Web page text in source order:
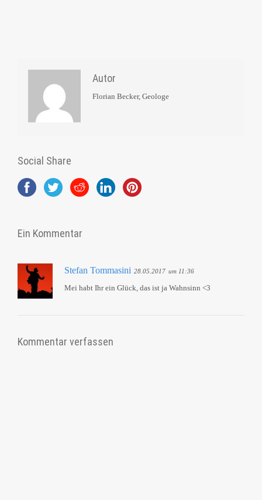
Autor
Florian Becker, Geologe
Social Share
Ein Kommentar
Stefan Tommasini 28.05.2017 um 11:36
Mei habt Ihr ein Glück, das ist ja Wahnsinn <3
Kommentar verfassen